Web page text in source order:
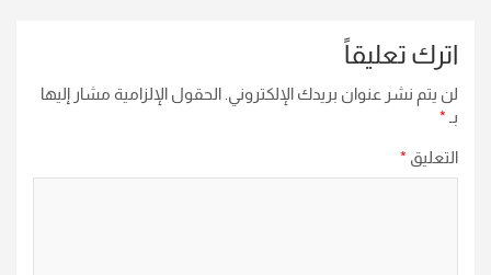
اترك تعليقاً
لن يتم نشر عنوان بريدك الإلكتروني. الحقول الإلزامية مشار إليها
بـ *
التعليق *